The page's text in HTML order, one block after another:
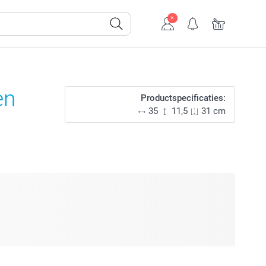
Productspecificaties:
35
11,5 31 cm